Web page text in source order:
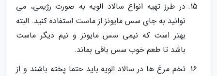
در طرز تهیه انواع سالاد الویه به صورت رژیمی، می
توانید به جای سس مایونز از ماست استفاده کنید. البته
بهتر است که نیمی سس مایونز و نیم دیگر ماست
باشد تا طعم خوب سس باقی بماند.
تخم مرغ ها در سالاد الویه باید حتما پخته باشند و از